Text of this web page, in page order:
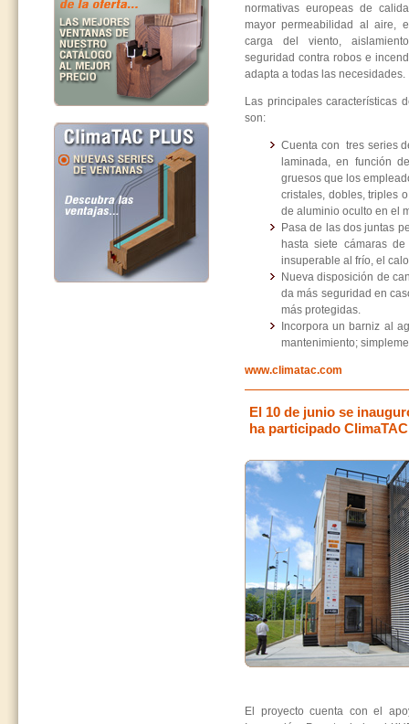
normativas europeas de
mayor permeabilidad al aire,
carga del viento,
seguridad contra robos e
adapta a todas las necesidades.
Las principales características
son:
Cuenta con tres series
laminada, en función
gruesos que los
cristales, dobles, triples
de aluminio oculto en el
Pasa de las dos juntas
hasta siete cámaras
insuperable al frío, el
Nueva disposición de
da más seguridad en
más protegidas.
Incorpora un barniz al
mantenimiento;
www.climatac.com
El 10 de junio se
ha participado
El proyecto cuenta con el